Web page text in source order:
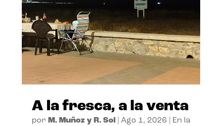
A la fresca, a la venta
por M. Muñoz y R. Sol| Ago 1, 2026
En la